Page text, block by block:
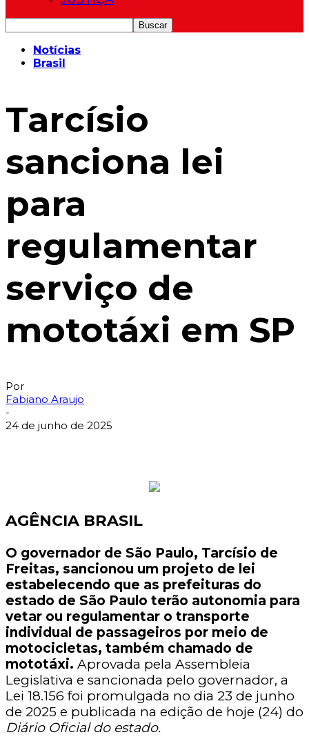
Notícias
Brasil
Tarcísio
sanciona lei
para
regulamentar
serviço de
mototáxi em SP
Por
Fabiano Araujo
-
24 de junho de 2025
AGÊNCIA BRASIL
O governador de São Paulo, Tarcísio de
Freitas, sancionou um projeto de lei
estabelecendo que as prefeituras do
estado de São Paulo terão autonomia para
vetar ou regulamentar o transporte
individual de passageiros por meio de
motocicletas, também chamado de
mototáxi. Aprovada pela Assembleia
Legislativa e sancionada pelo governador, a
Lei 18.156 foi promulgada no dia 23 de junho
de 2025 e publicada na edição de hoje (24) do
Diário Oficial do estado.